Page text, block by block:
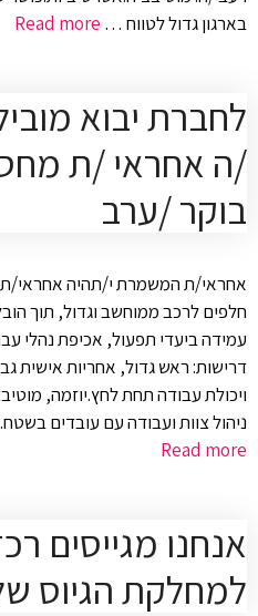
בארגון גדול לטווח … Read more
לחברת יבוא
/ה אחראי /ת
בוקר /ערב
אחראי/ת המשמרת י/תהיה אחראי/ת
חלפים לרכב ממוחשב וגדול, תוך
עמידה ביעדי תפעול, אכיפת נהלי
דרישות: ראש גדול, אחריות אישית
ויכולת עבודה תחת לחץ.יוזמה,
ניהול צוות ועבודה עם עובדים
Read more
אנחנו מגייסים
למחלקת הגיוס